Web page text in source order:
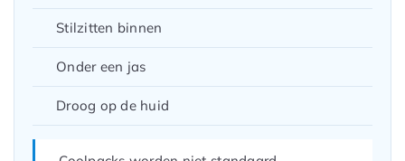
Stilzitten binnen
Onder een jas
Droog op de huid